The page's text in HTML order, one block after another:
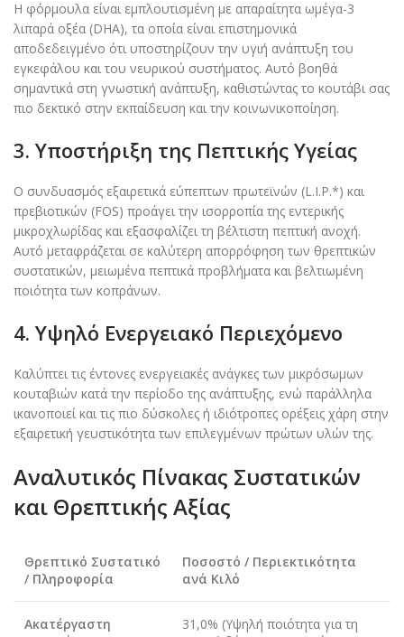
Η φόρμουλα είναι εμπλουτισμένη με απαραίτητα ωμέγα-3
λιπαρά οξέα (DHA), τα οποία είναι επιστημονικά
αποδεδειγμένο ότι υποστηρίζουν την υγιή ανάπτυξη του
εγκεφάλου και του νευρικού συστήματος. Αυτό βοηθά
σημαντικά στη γνωστική ανάπτυξη, καθιστώντας το κουτάβι σας
πιο δεκτικό στην εκπαίδευση και την κοινωνικοποίηση.
3. Υποστήριξη της Πεπτικής Υγείας
Ο συνδυασμός εξαιρετικά εύπεπτων πρωτεϊνών (L.I.P.*) και
πρεβιοτικών (FOS) προάγει την ισορροπία της εντερικής
μικροχλωρίδας και εξασφαλίζει τη βέλτιστη πεπτική ανοχή.
Αυτό μεταφράζεται σε καλύτερη απορρόφηση των θρεπτικών
συστατικών, μειωμένα πεπτικά προβλήματα και βελτιωμένη
ποιότητα των κοπράνων.
4. Υψηλό Ενεργειακό Περιεχόμενο
Καλύπτει τις έντονες ενεργειακές ανάγκες των μικρόσωμων
κουταβιών κατά την περίοδο της ανάπτυξης, ενώ παράλληλα
ικανοποιεί και τις πιο δύσκολες ή ιδιότροπες ορέξεις χάρη στην
εξαιρετική γευστικότητα των επιλεγμένων πρώτων υλών της.
Αναλυτικός Πίνακας Συστατικών
και Θρεπτικής Αξίας
Θρεπτικό Συστατικό
/ Πληροφορία
Ποσοστό / Περιεκτικότητα
ανά Κιλό
Ακατέργαστη
31,0% (Υψηλή ποιότητα για τη